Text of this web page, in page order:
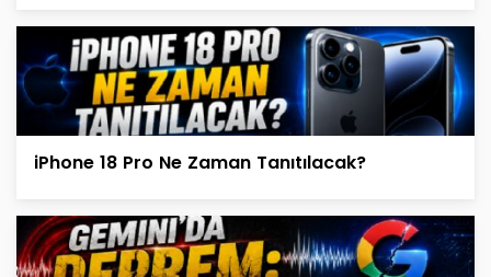
iPhone 18 Pro Ne Zaman Tanıtılacak?